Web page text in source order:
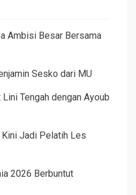
Ambisi Besar Bersama
Sesko dari MU
Tengah dengan Ayoub
Jadi Pelatih Les
2026 Berbuntut